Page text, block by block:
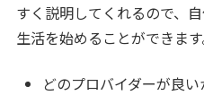
すく説明してくれるので、
生活を始めることができます
どのプロバイダーが良